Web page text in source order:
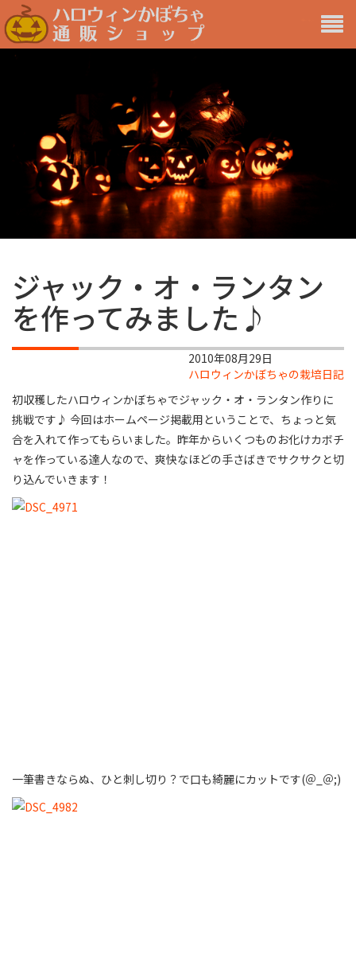
メ
ニ
ジャック・オ・ランタン
を作ってみました♪
2010年08月29日
ハロウィンかぼちゃの栽培日記
初収穫したハロウィンかぼちゃでジャック・オ・ランタン作りに
挑戦です♪ 今回はホームページ掲載用ということで、ちょっと気
合を入れて作ってもらいました。昨年からいくつものお化けカボチ
ャを作っている達人なので、爽快なほどの手さばきでサクサクと切
り込んでいきます！
一筆書きならぬ、ひと刺し切り？で口も綺麗にカットです(＠_＠;)